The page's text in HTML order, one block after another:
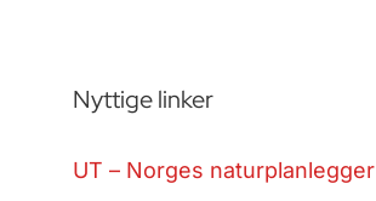
Nyttige linker
UT – Norges naturplanlegger